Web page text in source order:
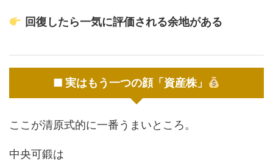
回復したら一気に評価される余地がある
■ 実はもう一つの顔「資産株」
ここが清原式的に一番うまいところ。
中央可鍛は